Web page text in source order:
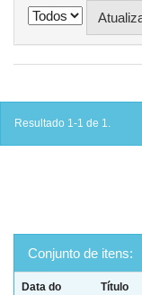
Resultado 1-1 de 1.
Conjunto de itens:
Data do
Título